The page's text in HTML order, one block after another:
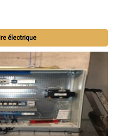
électrique